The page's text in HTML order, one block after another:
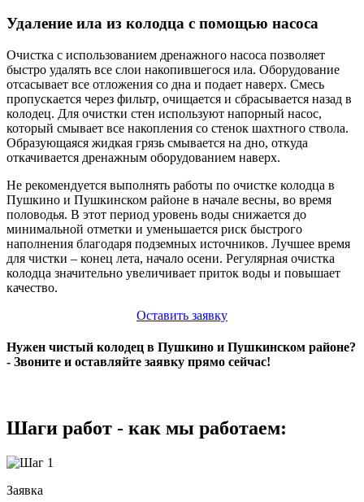
Удаление ила из колодца с помощью насоса
Очистка с использованием дренажного насоса позволяет
быстро удалять все слои накопившегося ила. Оборудование
отсасывает все отложения со дна и подает наверх. Смесь
пропускается через фильтр, очищается и сбрасывается назад в
колодец. Для очистки стен используют напорный насос,
который смывает все накопления со стенок шахтного ствола.
Образующаяся жидкая грязь смывается на дно, откуда
откачивается дренажным оборудованием наверх.
Не рекомендуется выполнять работы по очистке колодца в
Пушкино и Пушкинском районе в начале весны, во время
половодья. В этот период уровень воды снижается до
минимальной отметки и уменьшается риск быстрого
наполнения благодаря подземных источников. Лучшее время
для чистки – конец лета, начало осени. Регулярная очистка
колодца значительно увеличивает приток воды и повышает
качество.
Оставить заявку
Нужен чистый колодец в Пушкино и Пушкинском районе?
- Звоните и оставляйте заявку прямо сейчас!
Шаги работ - как мы работаем:
Заявка